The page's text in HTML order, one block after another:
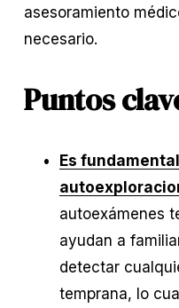
asesoramiento
necesario.
Puntos
Es
autoexámenes
ayudan a
detectar
temprana, lo